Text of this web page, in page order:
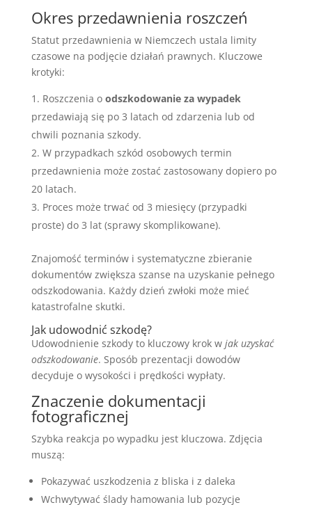
Okres przedawnienia roszczeń
Statut przedawnienia w Niemczech ustala limity
czasowe na podjęcie działań prawnych. Kluczowe
krotyki:
Roszczenia o odszkodowanie za wypadek
przedawiają się po 3 latach od zdarzenia lub od
chwili poznania szkody.
W przypadkach szkód osobowych termin
przedawnienia może zostać zastosowany dopiero po
20 latach.
Proces może trwać od 3 miesięcy (przypadki
proste) do 3 lat (sprawy skomplikowane).
Znajomość terminów i systematyczne zbieranie
dokumentów zwiększa szanse na uzyskanie pełnego
odszkodowania. Każdy dzień zwłoki może mieć
katastrofalne skutki.
Jak udowodnić szkodę?
Udowodnienie szkody to kluczowy krok w jak uzyskać
odszkodowanie. Sposób prezentacji dowodów
decyduje o wysokości i prędkości wypłaty.
Znaczenie dokumentacji
fotograficznej
Szybka reakcja po wypadku jest kluczowa. Zdjęcia
muszą:
Pokazywać uszkodzenia z bliska i z daleka
Wchwytywać ślady hamowania lub pozycje